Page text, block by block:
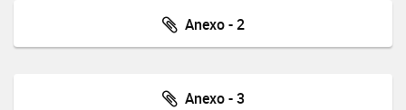
Anexo - 2
Anexo - 3